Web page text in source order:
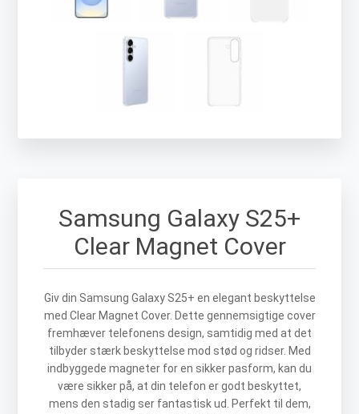
Samsung Galaxy S25+
Clear Magnet Cover
Giv din Samsung Galaxy S25+ en elegant beskyttelse
med Clear Magnet Cover. Dette gennemsigtige cover
fremhæver telefonens design, samtidig med at det
tilbyder stærk beskyttelse mod stød og ridser. Med
indbyggede magneter for en sikker pasform, kan du
være sikker på, at din telefon er godt beskyttet,
mens den stadig ser fantastisk ud. Perfekt til dem,